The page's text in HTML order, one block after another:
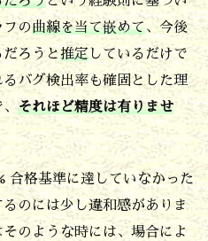
の曲線を当て嵌めて、今後
ろうと推定 しているだけで
バグ検出率も確固とした理
、それほど精度は有りませ
合格基準に達していなかった
のには少し違和感がありま
のような時には、場合によ